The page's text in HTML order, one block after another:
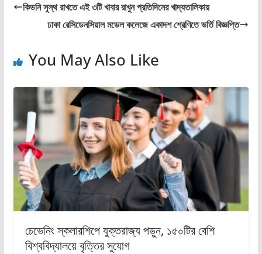
কিডনি সুস্থ রাখতে এই ৩টি খাবার রাখুন প্রতিদিনের খাদ্যতালিকায়
ঢাকা রেসিডেনসিয়াল মডেল কলেজে একাদশ শ্রেণিতে ভর্তি বিজ্ঞপ্তি
You May Also Like
চেভেনিং স্কলারশিপে যুক্তরাজ্য পড়ুন, ১৫০টির বেশি
বিশ্ববিদ্যালয়ে বৃত্তির সুযোগ